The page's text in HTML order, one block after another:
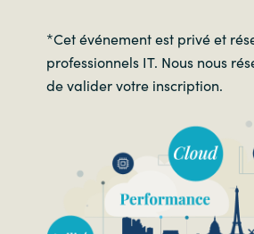
*Cet événement est privé et
professionnels IT. Nous nous
de valider votre inscription.